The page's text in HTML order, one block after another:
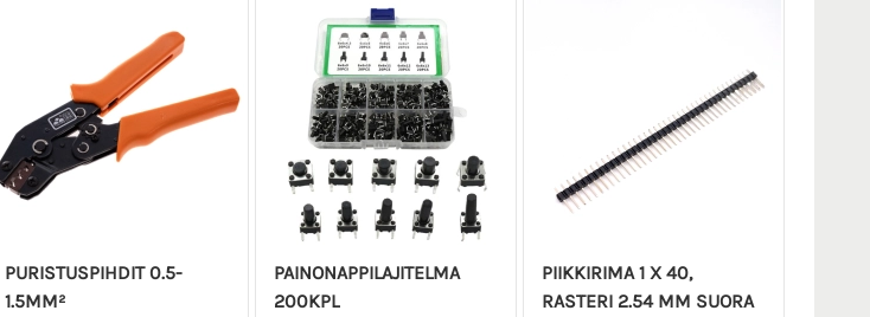
PURISTUSPIHDIT 0.5-
1.5MM²
PAINONAPPILAJITELMA
200KPL
PIIKKIRIMA 1 X 40,
RASTERI 2.54 MM SUORA